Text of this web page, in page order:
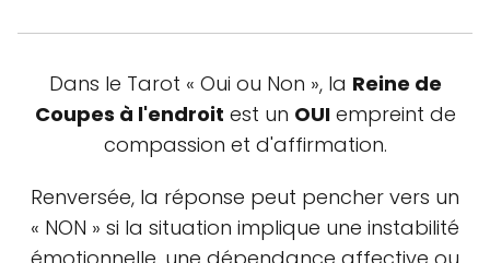
Dans le Tarot « Oui ou Non », la Reine de
Coupes à l'endroit est un OUIempreint de
compassion et d'affirmation.
Renversée, la réponse peut pencher vers un
« NON » si la situation implique une instabilité